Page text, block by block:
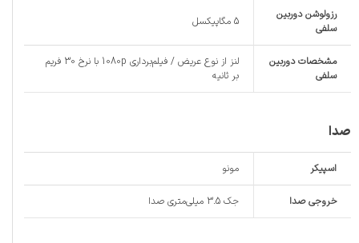
رزولوشن دوربین
سلفی
5 مگاپیکسل
مشخصات دوربین
سلفی
لنز از نوع عریض / فیلم‌برداری 1080p با نرخ 30 فریم
بر ثانیه
صدا
اسپیکر مونو
خروجی صدا جک 3.5 میلی‌متری صدا